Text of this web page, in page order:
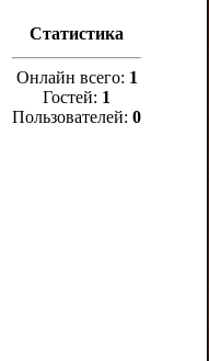
Статистика
Онлайн всего: 1
Гостей: 1
Пользователей: 0